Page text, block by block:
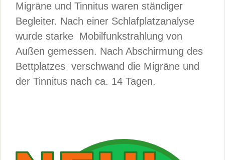
Migräne und Tinnitus waren ständiger
Begleiter. Nach einer Schlafplatzanalyse
wurde starke Mobilfunkstrahlung von
Außen gemessen. Nach Abschirmung des
Bettplatzes verschwand die Migräne und
der Tinnitus nach ca. 14 Tagen.